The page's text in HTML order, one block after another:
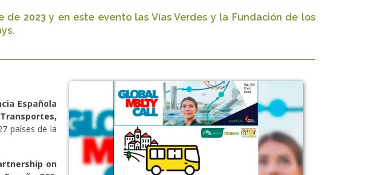
2023 y en este evento las Vías Verdes y la Fundación de los
Española
países de la
on